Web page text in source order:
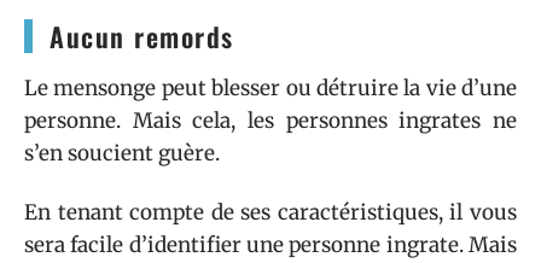
Aucun remords
Le mensonge peut blesser ou détruire la vie d’une
personne. Mais cela, les personnes ingrates ne
s’en soucient guère.
En tenant compte de ses caractéristiques, il vous
sera facile d’identifier une personne ingrate. Mais